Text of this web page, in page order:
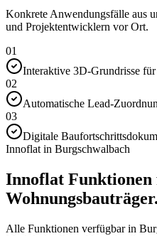
Konkrete Anwendungsfälle aus
und Projektentwicklern vor Ort.
01
Interaktive 3D-Grundrisse
02
Automatische Lead-
03
Digitale
Innoflat in Burgschwalbach
Innoflat
Wohnungsbauträger.
Alle Funktionen verfügbar in